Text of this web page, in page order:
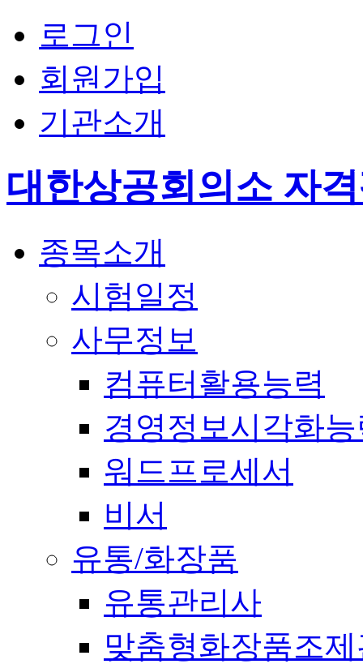
로그인
회원가입
기관소개
대한상공회의소 자
종목소개
시험일정
사무정보
컴퓨터활용능력
경영정보시각화
워드프로세서
비서
유통/화장품
유통관리사
맞춤형화장품조